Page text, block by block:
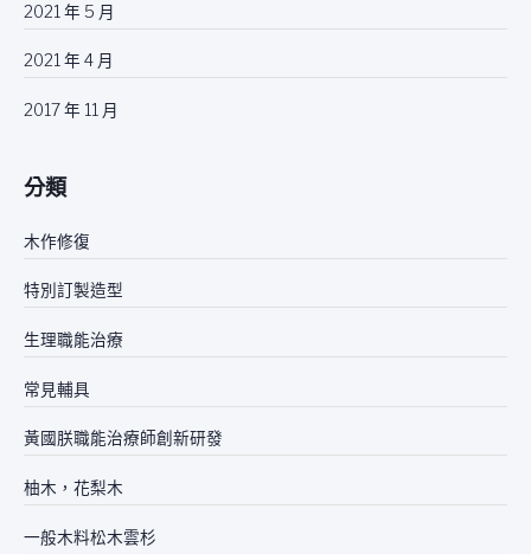
2021 年 5 月
2021 年 4 月
2017 年 11 月
分類
木作修復
特別訂製造型
生理職能治療
常見輔具
黃國朕職能治療師創新研發
柚木，花梨木
一般木料松木雲杉